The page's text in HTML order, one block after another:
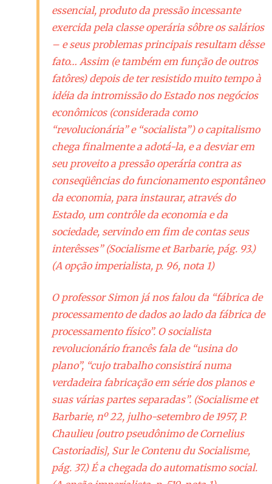
essencial, produto da pressão incessante
exercida pela classe operária sôbre os salários
– e seus problemas principais resultam dêsse
fato… Assim (e também em função de outros
fatôres) depois de ter resistido muito tempo à
idéia da intromissão do Estado nos negócios
econômicos (considerada como
“revolucionária” e “socialista”) o capitalismo
chega finalmente a adotá-la, e a desviar em
seu proveito a pressão operária contra as
conseqüências do funcionamento espontâneo
da economia, para instaurar, através do
Estado, um contrôle da economia e da
sociedade, servindo em fim de contas seus
interêsses” (Socialisme et Barbarie, pág. 93.)
(A opção imperialista, p. 96, nota 1)
O professor Simon já nos falou da “fábrica de
processamento de dados ao lado da fábrica de
processamento físico”. O socialista
revolucionário francês fala de “usina do
plano”, “cujo trabalho consistirá numa
verdadeira fabricação em série dos planos e
suas várias partes separadas”. (Socialisme et
Barbarie, nº 22, julho-setembro de 1957, P.
Chaulieu [outro pseudônimo de Cornelius
Castoriadis], Sur le Contenu du Socialisme,
pág. 37.) É a chegada do automatismo social.